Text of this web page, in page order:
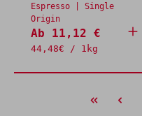
Espresso | Single
Origin
Ab 11,12 €
44,48€ / 1kg